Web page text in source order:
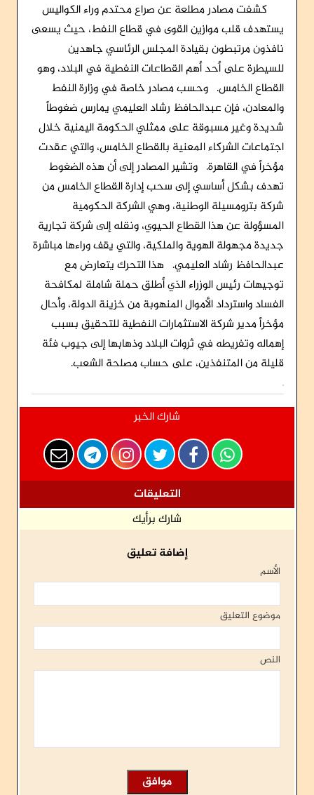
كشفت مصادر مطلعة عن صراع محتدم وراء الكواليس
يستهدف قلب موازين القوى في قطاع النفط، حيث يسعى
نافذون مرتبطون بقيادة المجلس الرئاسي جاهدين
للسيطرة على أحد أهم القطاعات النفطية في البلاد، وهو
القطاع الخامس. وحسب مصادر خاصة في وزارة النفط
والمعادن، فإن عبدالحافظ رشاد العليمي يمارس ضغوطاً
شديدة وغير مسبوقة على ممثلي الحكومة اليمنية خلال
اجتماعات الشركاء المعنية بالقطاع الخامس، والتي عقدت
مؤخراً في القاهرة. وتشير المصادر إلى أن هذه الضغوط
تهدف بشكل أساسي إلى سحب إدارة القطاع الخامس من
شركة بترومسيلة الوطنية، وهي الشركة الحكومية
المسؤولة عن هذا القطاع الحيوي، ونقله إلى شركة تجارية
جديدة مجهولة الهوية والملكية، والتي يقف وراءها مباشرة
عبدالحافظ رشاد العليمي. هذا التحرك يتعارض مع
توجيهات رئيس الوزراء الذي أطلق حملة شاملة لمكافحة
الفساد واسترداد الأموال المنهوبة من خزينة الدولة، وأحال
مؤخراً مدير شركة الاستثمارات النفطية للتحقيق بسبب
إهماله وتفريطه في ثروات البلاد وذهابها إلى جيوب فئة
قليلة من المتنفذين، على حساب مصلحة الشعب.
شارك الخبر
التعليقات
شارك برأيك
إضافة تعليق
الأسم
موضوع التعليق
النص